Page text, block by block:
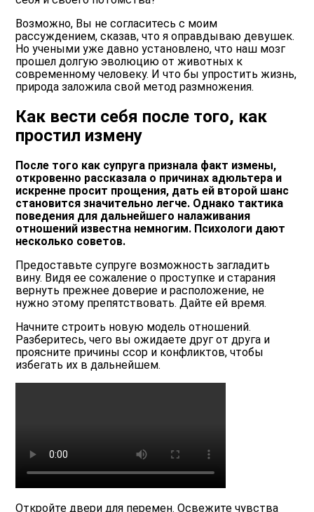
Возможно, Вы не согласитесь с моим
рассуждением, сказав, что я оправдываю девушек.
Но учеными уже давно установлено, что наш мозг
прошел долгую эволюцию от животных к
современному человеку. И что бы упростить жизнь,
природа заложила свой метод размножения.
Как вести себя после того, как
простил измену
После того как супруга признала факт измены,
откровенно рассказала о причинах адюльтера и
искренне просит прощения, дать ей второй шанс
становится значительно легче. Однако тактика
поведения для дальнейшего налаживания
отношений известна немногим. Психологи дают
несколько советов.
Предоставьте супруге возможность загладить
вину. Видя ее сожаление о проступке и старания
вернуть прежнее доверие и расположение, не
нужно этому препятствовать. Дайте ей время.
Начните строить новую модель отношений.
Разберитесь, чего вы ожидаете друг от друга и
проясните причины ссор и конфликтов, чтобы
избегать их в дальнейшем.
Откройте двери для перемен. Освежите чувства